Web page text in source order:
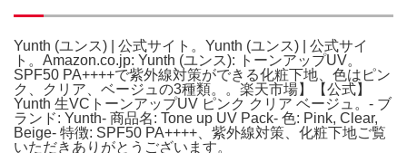
Yunth (ユンス) | 公式サイト。Yunth (ユンス) | 公式サイ
ト。Amazon.co.jp: Yunth (ユンス): トーンアップUV。
SPF50 PA++++で紫外線対策ができる化粧下地、色はピン
ク、クリア、ベージュの3種類。。楽天市場】【公式】
Yunth 生VCトーンアップUV ピンク クリア ベージュ。- ブ
ランド: Yunth- 商品名: Tone up UV Pack- 色: Pink, Clear,
Beige- 特徴: SPF50 PA++++、紫外線対策、化粧下地ご覧
いただきありがとうございます。